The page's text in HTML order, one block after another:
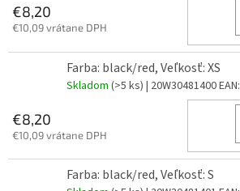
€8,20
€10,09 vrátane DPH
Farba: black/red, Veľkosť: XS
Skladom (>5 ks) | 20W30481400EAN:
€8,20
€10,09 vrátane DPH
Farba: black/red, Veľkosť: S